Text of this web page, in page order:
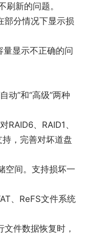
新的问题。
分情况下显示损
显示不正确的问
”和“高级”两种
、RAID1、
持，完善对坏道盘
间。支持损坏一
、ReFS文件系统
件数据恢复时，